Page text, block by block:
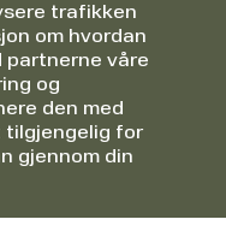
trafikken
om hvordan
partnerne våre
og
den med
tilgjengelig for
gjennom din